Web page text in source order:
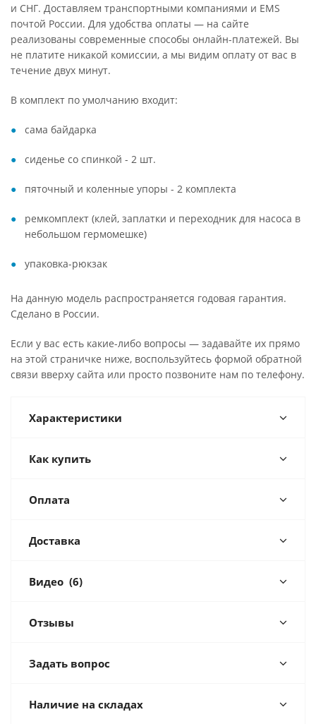
и СНГ. Доставляем транспортными компаниями и EMS
почтой России. Для удобства оплаты — на сайте
реализованы современные способы онлайн-платежей. Вы
не платите никакой комиссии, а мы видим оплату от вас в
течение двух минут.
В комплект по умолчанию входит:
сама байдарка
сиденье со спинкой - 2 шт.
пяточный и коленные упоры - 2 комплекта
ремкомплект (клей, заплатки и переходник для насоса в
небольшом гермомешке)
упаковка-рюкзак
На данную модель распространяется годовая гарантия.
Сделано в России.
Если у вас есть какие-либо вопросы — задавайте их прямо
на этой страничке ниже, воспользуйтесь формой обратной
связи вверху сайта или просто позвоните нам по телефону.
Характеристики
Как купить
Оплата
Доставка
Видео (6)
Отзывы
Задать вопрос
Наличие на складах